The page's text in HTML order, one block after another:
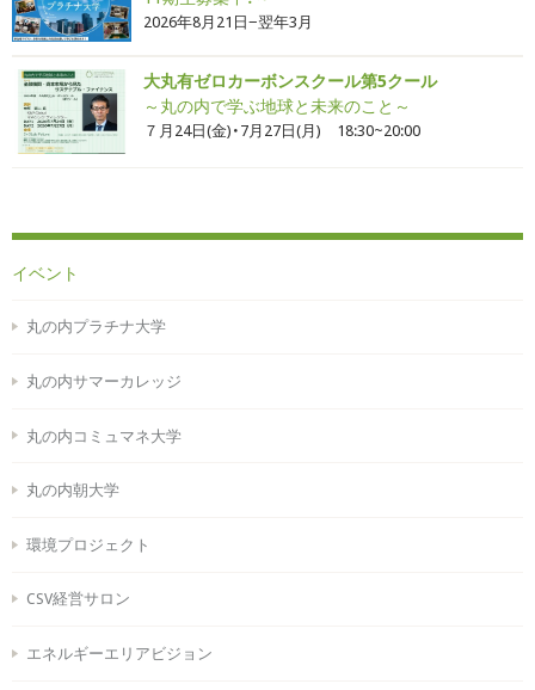
2026年8月21日−翌年3月
大丸有ゼロカーボンスクール第5クール
～丸の内で学ぶ地球と未来のこと～
７月24日(金)・7月27日(月) 18:30~20:00
イベント
丸の内プラチナ大学
丸の内サマーカレッジ
丸の内コミュマネ大学
丸の内朝大学
環境プロジェクト
CSV経営サロン
エネルギーエリアビジョン